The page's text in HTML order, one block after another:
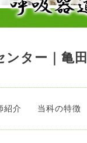
ター｜亀
紹介 当科の特徴